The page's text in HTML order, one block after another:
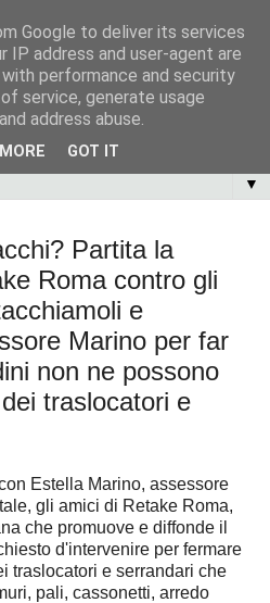
▼
Partita la
Roma contro gli
e
Marino per far
non ne possono
traslocatori e
Estella Marino, assessore
gli amici di Retake Roma,
che promuove e diffonde il
d'intervenire per fermare
traslocatori e serrandari che
pali, cassonetti, arredo
Google to deliver its services
IP address and user-agent are
performance and security
service, generate usage
address abuse.
GOT IT